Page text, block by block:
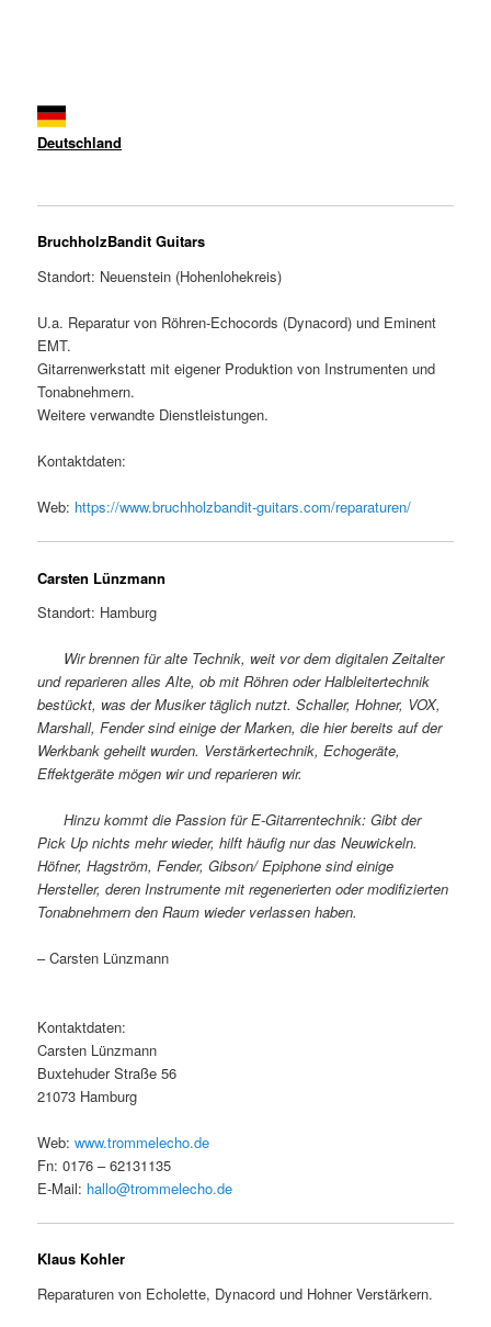
Deutschland
BruchholzBandit Guitars
Standort: Neuenstein (Hohenlohekreis)
U.a. Reparatur von Röhren-Echocords (Dynacord) und Eminent
EMT.
Gitarrenwerkstatt mit eigener Produktion von Instrumenten und
Tonabnehmern.
Weitere verwandte Dienstleistungen.
Kontaktdaten:
Web: https://www.bruchholzbandit-guitars.com/reparaturen/
Carsten Lünzmann
Standort: Hamburg
Wir brennen für alte Technik, weit vor dem digitalen Zeitalter
und reparieren alles Alte, ob mit Röhren oder Halbleitertechnik
bestückt, was der Musiker täglich nutzt. Schaller, Hohner, VOX,
Marshall, Fender sind einige der Marken, die hier bereits auf der
Werkbank geheilt wurden. Verstärkertechnik, Echogeräte,
Effektgeräte mögen wir und reparieren wir.
Hinzu kommt die Passion für E-Gitarrentechnik: Gibt der
Pick Up nichts mehr wieder, hilft häufig nur das Neuwickeln.
Höfner, Hagström, Fender, Gibson/ Epiphone sind einige
Hersteller, deren Instrumente mit regenerierten oder modifizierten
Tonabnehmern den Raum wieder verlassen haben.
– Carsten Lünzmann
Kontaktdaten:
Carsten Lünzmann
Buxtehuder Straße 56
21073 Hamburg
Web:www.trommelecho.de
Fn: 0176 – 62131135
E-Mail: hallo@trommelecho.de
Klaus Kohler
Reparaturen von Echolette, Dynacord und Hohner Verstärkern.